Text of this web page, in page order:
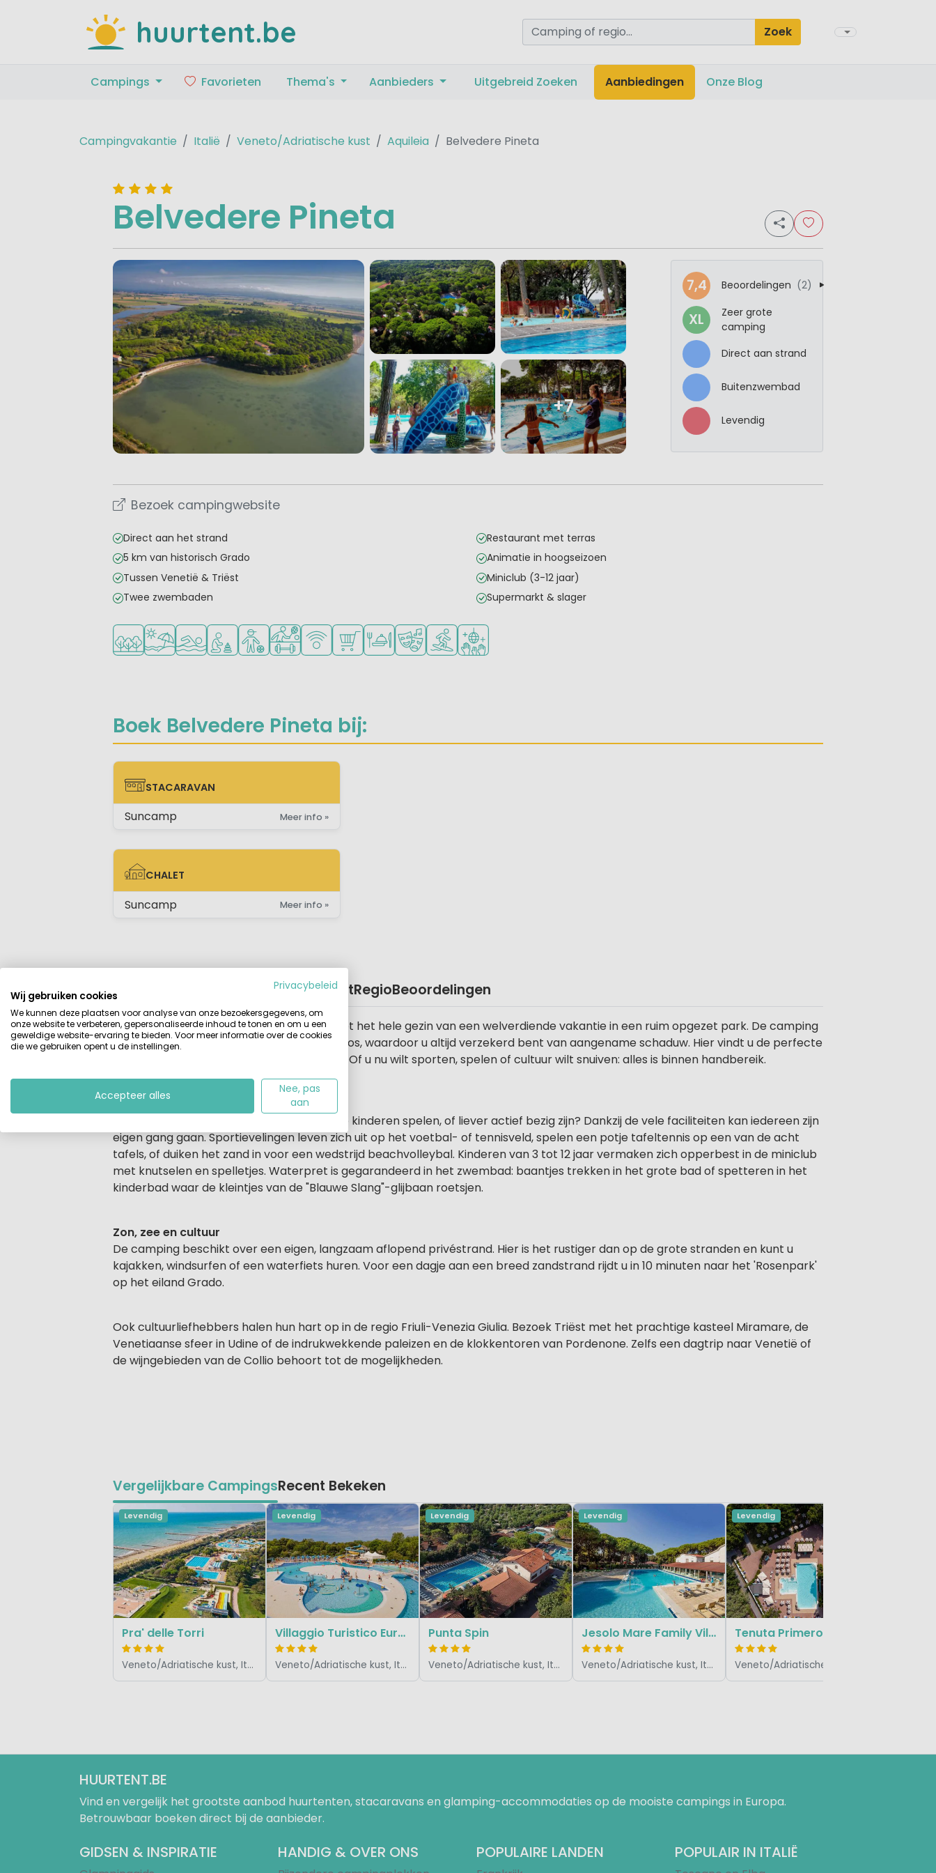
huurtent.be Zoek
Campings Favorieten Thema's Aanbieders Uitgebreid Zoeken Aanbiedingen Onze Blog
Campingvakantie Italië Veneto/Adriatische kust Aquileia Belvedere Pineta
Belvedere Pineta
+7
7,4 Beoordelingen (2)
XL
Zeer grote
camping
Direct aan strand
Buitenzwembad
Levendig
Bezoek campingwebsite
Direct aan het strand
5 km van historisch Grado
Tussen Venetië & Triëst
Twee zwembaden
Restaurant met terras
Animatie in hoogseizoen
Miniclub (3-12 jaar)
Supermarkt & slager
Ligt in een bosrijke omgeving
Ligt bij strand en zee
Openlucht zwembad
Aanbevolen voor jonge kinderen
Aanbevolen voor tieners
Veel mogelijkheden om te sporten
WiFi beschikbaar
Campingwinkel/Supermarkt
Restaurant of pizzeria
Animatieprogramma
Watersportfaciliteiten
Discotheek
Boek Belvedere Pineta bij:
STACARAVAN
STACARAVAN
Suncamp Meer info »
CHALET
CHALET
Suncamp Meer info »
Beschrijving PlattegrondVideoKaartRegioBeoordelingen
Beschrijving
Op CampingBelvedere Pinetageniet u met het hele gezin van een welverdiende vakantie in een ruim opgezet park. De camping
ligt verscholen in een eeuwenoud dennenbos, waardoor u altijd verzekerd bent van aangename schaduw. Hier vindt u de perfecte
balans tussen rust, natuur en volop vertier. Of u nu wilt sporten, spelen of cultuur wilt snuiven: alles is binnen handbereik.
Ieder zijn eigen vakantie
Wil je ontspannen op een ligbedje terwijl de kinderen spelen, of liever actief bezig zijn? Dankzij de vele faciliteiten kan iedereen zijn
eigen gang gaan. Sportievelingen leven zich uit op het voetbal- of tennisveld, spelen een potje tafeltennis op een van de acht
tafels, of duiken het zand in voor een wedstrijd beachvolleybal. Kinderen van 3 tot 12 jaar vermaken zich opperbest in de miniclub
met knutselen en spelletjes. Waterpret is gegarandeerd in het zwembad: baantjes trekken in het grote bad of spetteren in het
kinderbad waar de kleintjes van de "Blauwe Slang"-glijbaan roetsjen.
Zon, zee en cultuur
De camping beschikt over een eigen, langzaam aflopend privéstrand. Hier is het rustiger dan op de grote stranden en kunt u
kajakken, windsurfen of een waterfiets huren. Voor een dagje aan een breed zandstrand rijdt u in 10 minuten naar het 'Rosenpark'
op het eiland Grado.
Ook cultuurliefhebbers halen hun hart op in de regio Friuli-Venezia Giulia. Bezoek Triëst met het prachtige kasteel Miramare, de
Venetiaanse sfeer in Udine of de indrukwekkende paleizen en de klokkentoren van Pordenone. Zelfs een dagtrip naar Venetië of
de wijngebieden van de Collio behoort tot de mogelijkheden.
Vergelijkbare CampingsRecent Bekeken
Levendig
Pra' delle Torri
Veneto/Adriatische kust, Italië
Levendig
Villaggio Turistico Europa
Veneto/Adriatische kust, Italië
Levendig
Punta Spin
Veneto/Adriatische kust, Italië
Levendig
Jesolo Mare Family Village
Veneto/Adriatische kust, Italië
Levendig
HUURTENT.BE
Vind en vergelijk het grootste aanbod huurtenten, stacaravans en glamping-accommodaties op de mooiste campings in Europa.
Betrouwbaar boeken direct bij de aanbieder.
GIDSEN & INSPIRATIE HANDIG & OVER ONS POPULAIRE LANDEN POPULAIR IN ITALIË
Privacybeleid
Wij gebruiken cookies
We kunnen deze plaatsen voor analyse van onze bezoekersgegevens, om
onze website te verbeteren, gepersonaliseerde inhoud te tonen en om u een
geweldige website-ervaring te bieden. Voor meer informatie over de cookies
die we gebruiken opent u de instellingen.
Accepteer alles
Nee, pas
aan